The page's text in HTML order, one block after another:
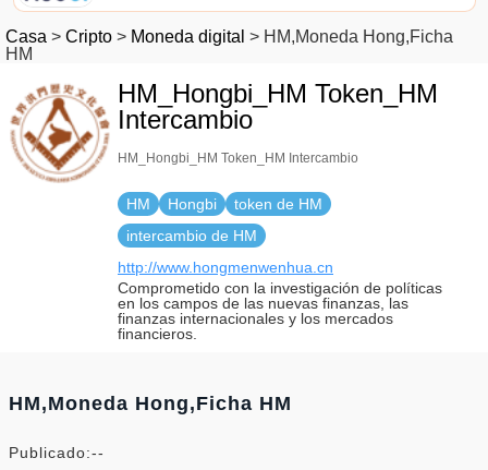
Casa > Cripto > Moneda digital > HM,Moneda Hong,Ficha
HM
HM_Hongbi_HM Token_HM
Intercambio
HM_Hongbi_HM Token_HM Intercambio
HM Hongbi
token de HM
intercambio de HM
http://www.hongmenwenhua.cn
Comprometido con la investigación de políticas
en los campos de las nuevas finanzas, las
finanzas internacionales y los mercados
financieros.
HM,Moneda Hong,Ficha HM
Publicado:--